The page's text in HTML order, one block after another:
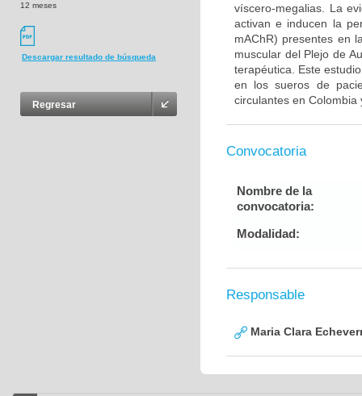
12 meses
Descargar resultado de búsqueda
Regresar
víscero-megalias. La
activan e inducen la
mAChR) presentes en
muscular del Plejo de
terapéutica. Este
en los sueros de
circulantes en
Convocatoria
Nombre de la
convocatoria:
Modalidad:
Responsable
Maria Clara